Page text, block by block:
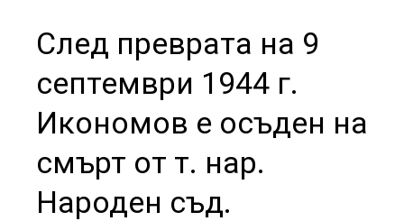
След преврата на 9
септември 1944 г.
Икономов е осъден на
смърт от т. нар.
Народен съд.